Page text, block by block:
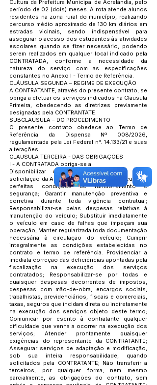
Cultura da Prefeitura Municipal de Acrelândia, pelo
período de 02 (dois) meses. A rota atende alunos
residentes na zona rural do município, realizando
percurso médio aproximado de 130 km diários em
estradas vicinais, sendo indispensável para
assegurar o acesso dos estudantes às atividades
escolares quando se fizer necessário, podendo
serem realizados em qualquer local indicado pela
CONTRATADA, conforme a necessidade da
natureza do serviço com as especificações
constantes no Anexo I - Termo de Referência.
CLÁUSULA SEGUNDA – REGIME DE EXECUÇÃO
A CONTRATANTE, através do presente contrato, se
obriga a efetuar os serviços indicados na Clausula
Primeira, obedecendo as diretrizes previamente
designadas pela CONTRANTATE.
SUBCLAUSULA – DO PROCEDIMENTO
O presente contrato obedece ao Termo de
Referência da Dispensa Nº 008/2026,
regulamentada pela Lei Federal n°. 14.133/21 e suas
alterações.
CLAUSULA TERCEIRA - DAS OBRIGAÇÕES
I - A CONTRATADA obriga-se a:
Disponibilizar o veículo imediatamente após
solicitação da Administração; Manter o veículo em
perfeitas condições de funcionamento e
segurança; Garantir manutenção preventiva e
corretiva durante toda vigência contratual;
Responsabilizar-se pelas despesas relativas à
manutenção do veículo; Substituir imediatamente
o veículo em caso de falhas que impeçam sua
operação; Manter regularizada toda documentação
necessária à circulação do veículo; Cumprir
integralmente as condições estabelecidas no
contrato e termo de referência. Providenciar a
imediata correção das deficiências apontadas pela
fiscalização na execução dos serviços
contratados; Responsabilizar-se por todas e
quaisquer despesas decorrentes de impostos,
despesas com mão-de-obra, encargos sociais,
trabalhistas, previdenciários, fiscais e comerciais,
taxas, seguros que incidam direta ou indiretamente
na execução dos serviços objeto deste termo;
Comunicar por escrito à contratante qualquer
dificuldade que venha a ocorrer na execução dos
serviços; Atender prontamente quaisquer
exigências do representante da CONTRATANTE;
Assegurar serviços de adaptação e modificação,
sob sua inteira responsabilidade, quando
solicitados pela CONTRATANTE; Não transferir a
terceiros, por qualquer forma, nem mesmo
parcialmente, as obrigações do contrato, sem